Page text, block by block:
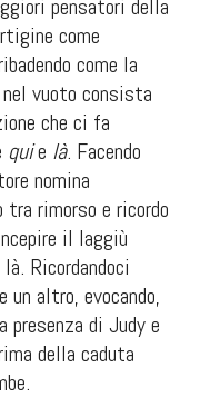
pensatori della
come
come la
vuoto consista
che ci fa
quie là. Facendo
nomina
rimorso e ricordo
il laggiù
Ricordandoci
altro, evocando,
presenza di Judy e
della caduta